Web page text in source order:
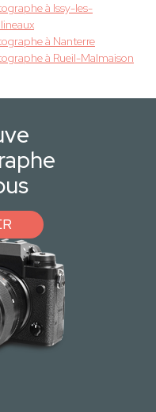
à Issy-les-
à Nanterre
à Rueil-Malmaison